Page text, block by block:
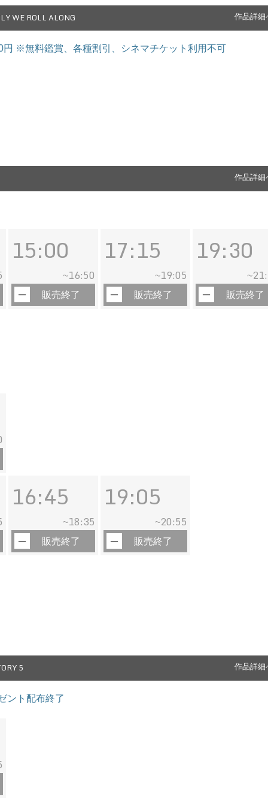
WE ROLL ALONG 作品詳細
※無料鑑賞、各種割引、シネマチケット利用不可
作品詳細
15:00
~16:50
販売終了
17:15
~19:05
販売終了
19:30
~
販売終了
16:45
~18:35
販売終了
19:05
~20:55
販売終了
5 作品詳細
ト配布終了